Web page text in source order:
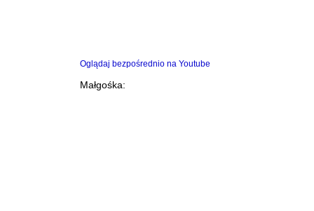
Oglądaj bezpośrednio na Youtube
Małgośka: